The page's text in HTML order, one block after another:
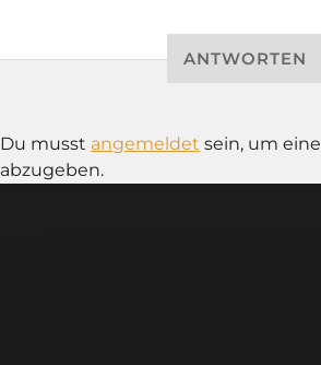
ANTWORTEN
Du musst angemeldet sein, um
abzugeben.